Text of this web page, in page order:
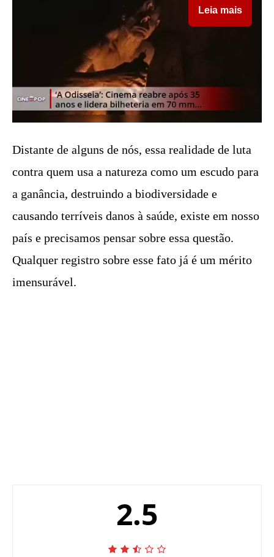
Leia mais
Distante de alguns de nós, essa realidade de luta
contra quem usa a natureza como um escudo para
a ganância, destruindo a biodiversidade e
causando terríveis danos à saúde, existe em nosso
país e precisamos pensar sobre essa questão.
Qualquer registro sobre esse fato já é um mérito
imensurável.
2.5